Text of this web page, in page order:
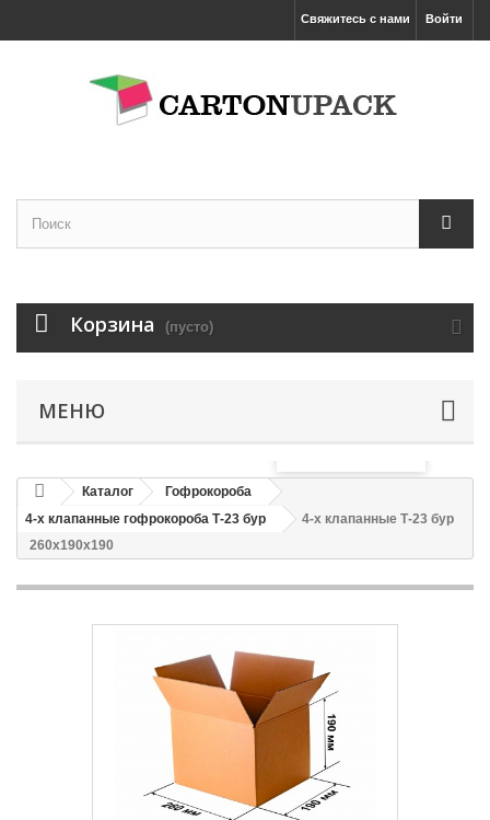
Войти
Свяжитесь с нами
Корзина (пусто)
МЕНЮ
Каталог
Гофрокороба
4-х клапанные гофрокороба Т-23 бур
4-х клапанные Т-23 бур
260х190х190